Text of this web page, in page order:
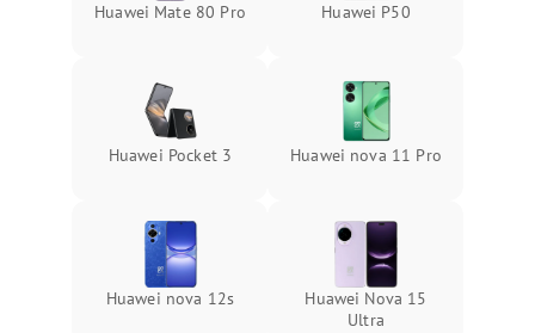
Huawei Mate 80 Pro Huawei P50
Huawei Pocket 3 Huawei nova 11 Pro
Huawei nova 12s
Huawei Nova 15
Ultra